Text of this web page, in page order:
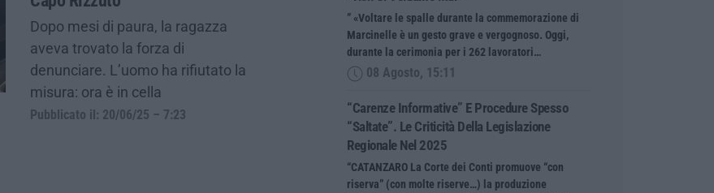
Dopo mesi di paura, la ragazza
aveva trovato la forza di
denunciare. L’uomo ha rifiutato la
misura: ora è in cella
Pubblicato il: 20/06/25 – 7:23
” «Voltare le spalle durante la commemorazione di
Marcinelle è un gesto grave e vergognoso. Oggi,
durante la cerimonia per i 262 lavoratori…
08 Agosto, 15:11
“Carenze Informative” E Procedure Spesso
“saltate”. Le Criticità Della Legislazione
Regionale Nel 2025
“CATANZARO La Corte dei Conti promuove “con
riserva” (con molte riserve…) la produzione